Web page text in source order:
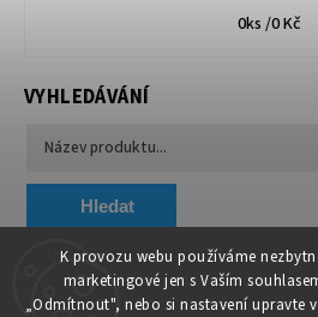
K provozu webu používáme
marketingové jen s Vaším
„Odmítnout", nebo si nastavení upravte
0ks /0 Kč
VYHLEDÁVÁNÍ
Hledat
Chytit a koupit VA